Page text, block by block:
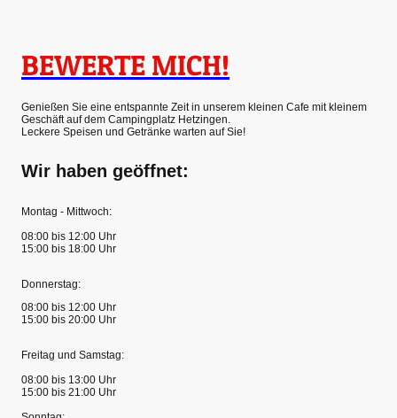
BEWERTE MICH!
Genießen Sie eine entspannte Zeit in unserem kleinen Cafe mit kleinem
Geschäft auf dem Campingplatz Hetzingen.
Leckere Speisen und Getränke warten auf Sie!
Wir haben geöffnet:
Montag - Mittwoch:
08:00 bis 12:00 Uhr
15:00 bis 18:00 Uhr
Donnerstag:
08:00 bis 12:00 Uhr
15:00 bis 20:00 Uhr
Freitag und Samstag:
08:00 bis 13:00 Uhr
15:00 bis 21:00 Uhr